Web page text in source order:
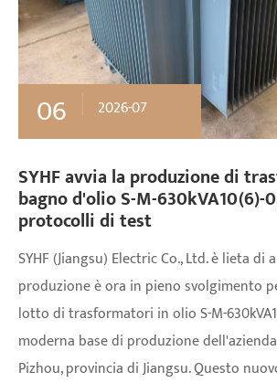
06 2026-07
SYHF avvia la produzione di
bagno d'olio S-M-630kVA10(6)-
protocolli di test
SYHF (Jiangsu) Electric Co., Ltd. è lieta di
produzione è ora in pieno svolgimento
lotto di trasformatori in olio S-M-
moderna base di produzione
Pizhou, provincia di Jiangsu. Questo